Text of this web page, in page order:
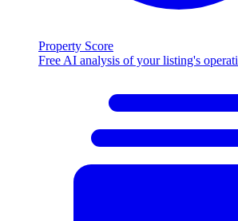
Property Score
Free AI analysis of your listing's